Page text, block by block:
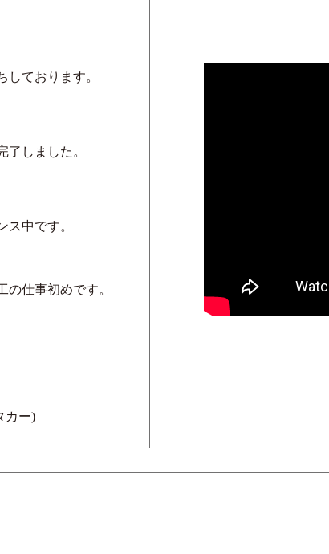
ております。
しました。
中です。
の仕事初めです。
カー)